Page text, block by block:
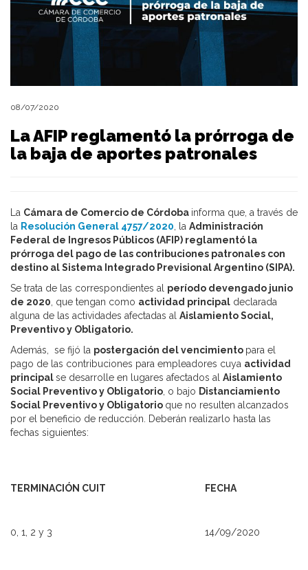
08/07/2020
La AFIP reglamentó la prórroga de
la baja de aportes patronales
La Cámara de Comercio de Córdoba informa que, a través de
la Resolución General 4757/2020, la Administración
Federal de Ingresos Públicos (AFIP) reglamentó la
prórroga del pago de las contribuciones patronales con
destino al Sistema Integrado Previsional Argentino (SIPA).
Se trata de las correspondientes al período devengado junio
de 2020, que tengan como actividad principal declarada
alguna de las actividades afectadas al Aislamiento Social,
Preventivo y Obligatorio.
Además, se fijó la postergación del vencimiento para el
pago de las contribuciones para empleadores cuya actividad
principalse desarrolle en lugares afectados al Aislamiento
Social Preventivo y Obligatorio, o bajo Distanciamiento
Social Preventivo y Obligatorio que no resulten alcanzados
por el beneficio de reducción. Deberán realizarlo hasta las
fechas siguientes:
TERMINACIÓN CUIT FECHA
0, 1, 2 y 3 14/09/2020